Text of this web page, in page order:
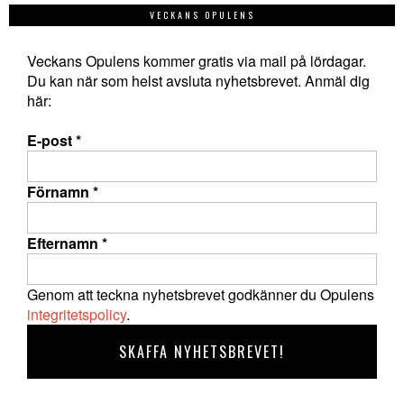
VECKANS OPULENS
Veckans Opulens kommer gratis via mail på lördagar.
Du kan när som helst avsluta nyhetsbrevet. Anmäl dig
här:
E-post*
Förnamn *
Efternamn *
Genom att teckna nyhetsbrevet godkänner du Opulens
integritetspolicy.